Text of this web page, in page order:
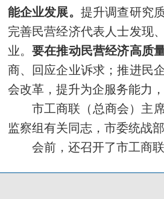
能企业发展。 提升调查研究
完善民营经济代表人士发现
业。 要在推动民营经济高质
商、回应企业诉求；推进民
会改革，提升为企服务能力
市工商联（总商会）主
监察组有关同志，市委统战
会前，还召开了市工商